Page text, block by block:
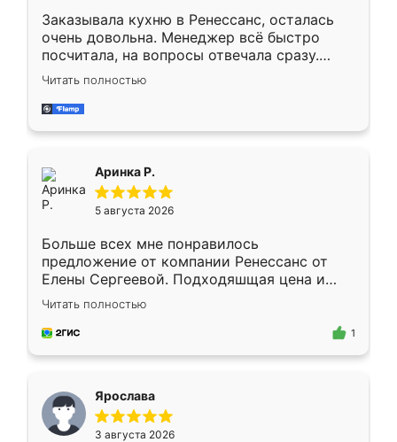
Заказывала кухню в Ренессанс, осталась
очень довольна. Менеджер всё быстро
посчитала, на вопросы отвечала сразу.
Замерщик приехал в субботу, подошёл к
делу со всей ответственностью. Собрали
за день, ребята работали аккуратно, даже
Читать полностью
Аринка Р.
5 августа 2026
Больше всех мне понравилось
предложение от компании Ренессанс от
Елены Сергеевой. Подходяшщая цена и
короткие сроки изготовления. Приехавший
для замера сотрудник Владислав
предложил по моему эскизу самый
Читать полностью
1
Ярослава
3 августа 2026